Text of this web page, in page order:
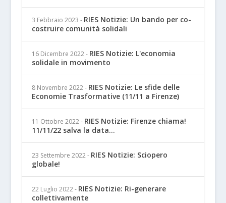
3 Febbraio 2023 - RIES Notizie: Un bando per co-
costruire comunità solidali
16 Dicembre 2022 - RIES Notizie: L'economia
solidale in movimento
8 Novembre 2022 - RIES Notizie: Le sfide delle
Economie Trasformative (11/11 a Firenze)
11 Ottobre 2022 - RIES Notizie: Firenze chiama!
11/11/22 salva la data...
23 Settembre 2022 - RIES Notizie: Sciopero
globale!
22 Luglio 2022 - RIES Notizie: Ri-generare
collettivamente